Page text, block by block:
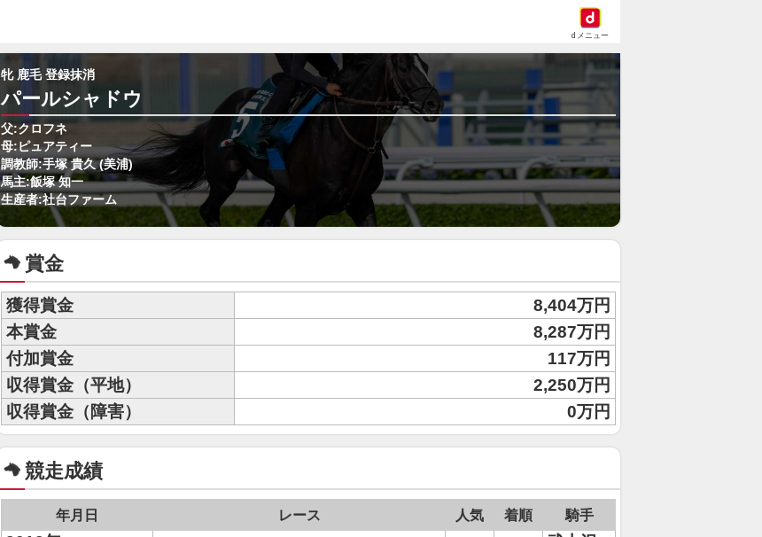
dメニュー
牝 鹿毛 登録抹消
パールシャドウ
父:クロフネ
母:ピュアティー
調教師:手塚 貴久 (美浦)
馬主:飯塚 知一
生産者:社台ファーム
賞金
獲得賞金
8,404万円
本賞金
8,287万円
付加賞金
117万円
収得賞金（平地）
2,250万円
収得賞金（障害）
0万円
競走成績
年月日 レース 人気 着順 騎手